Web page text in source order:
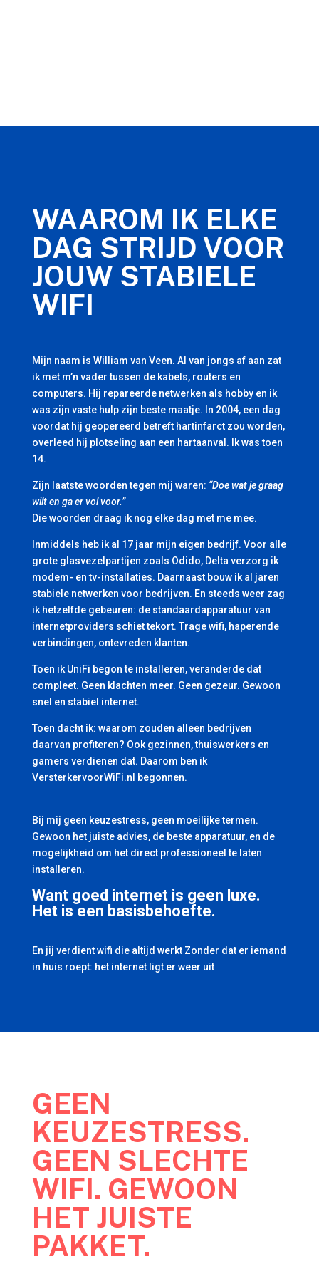
WAAROM IK ELKE
DAG STRIJD VOOR
JOUW STABIELE
WIFI
Mijn naam is William van Veen. Al van jongs af aan zat
ik met m’n vader tussen de kabels, routers en
computers. Hij repareerde netwerken als hobby en ik
was zijn vaste hulp zijn beste maatje. In 2004, een dag
voordat hij geopereerd betreft hartinfarct zou worden,
overleed hij plotseling aan een hartaanval. Ik was toen
14.
Zijn laatste woorden tegen mij waren: “Doe wat je graag
wilt en ga er vol voor.”
Die woorden draag ik nog elke dag met me mee.
Inmiddels heb ik al 17 jaar mijn eigen bedrijf. Voor alle
grote glasvezelpartijen zoals Odido, Delta verzorg ik
modem- en tv-installaties. Daarnaast bouw ik al jaren
stabiele netwerken voor bedrijven. En steeds weer zag
ik hetzelfde gebeuren: de standaardapparatuur van
internetproviders schiet tekort. Trage wifi, haperende
verbindingen, ontevreden klanten.
Toen ik UniFi begon te installeren, veranderde dat
compleet. Geen klachten meer. Geen gezeur. Gewoon
snel en stabiel internet.
Toen dacht ik: waarom zouden alleen bedrijven
daarvan profiteren? Ook gezinnen, thuiswerkers en
gamers verdienen dat. Daarom ben ik
VersterkervoorWiFi.nl begonnen.
Bij mij geen keuzestress, geen moeilijke termen.
Gewoon het juiste advies, de beste apparatuur, en de
mogelijkheid om het direct professioneel te laten
installeren.
Want goed internet is geen luxe.
Het is een basisbehoefte.
En jij verdient wifi die altijd werkt Zonder dat er iemand
in huis roept: het internet ligt er weer uit
GEEN
KEUZESTRESS.
GEEN SLECHTE
WIFI. GEWOON
HET JUISTE
PAKKET.